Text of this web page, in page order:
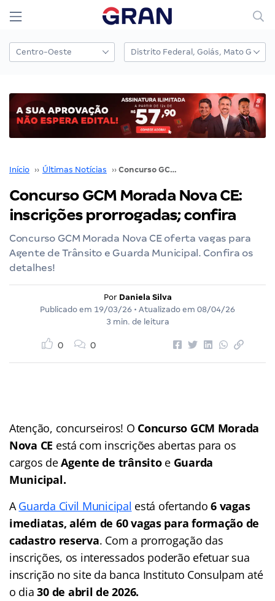
Início ›› Últimas Notícias ›› Concurso GCM Morada Nova CE: inscrições prorrogadas; confira
Concurso GCM Morada Nova CE:
inscrições prorrogadas; confira
Concurso GCM Morada Nova CE oferta vagas para
Agente de Trânsito e Guarda Municipal. Confira os
detalhes!
Por Daniela Silva
Publicado em 19/03/26 • Atualizado em 08/04/26
3 min. de leitura
0 0
Atenção, concurseiros! O Concurso GCM Morada
Nova CE está com inscrições abertas para os
cargos deAgente de trânsitoe Guarda
Municipal.
AGuarda Civil Municipal está ofertando6 vagas
imediatas, além de 60 vagas para formação de
cadastro reserva. Com a prorrogação das
inscrições, os interessados poderão efetuar sua
inscrição no site da banca Instituto Consulpam até
o dia30 de abril de 2026.